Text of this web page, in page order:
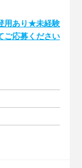
用あり★未経験
ご応募ください